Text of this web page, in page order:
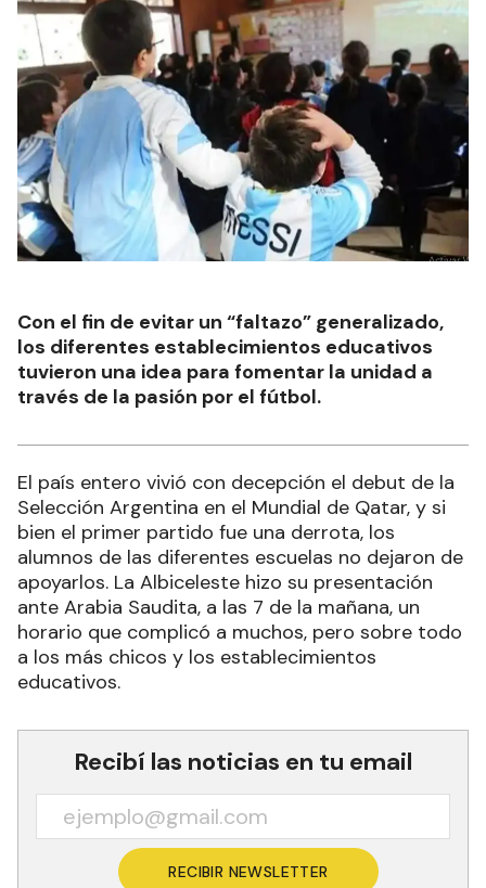
Con el fin de evitar un “faltazo” generalizado,
los diferentes establecimientos educativos
tuvieron una idea para fomentar la unidad a
través de la pasión por el fútbol.
El país entero vivió con decepción el debut de la
Selección Argentina en el Mundial de Qatar, y si
bien el primer partido fue una derrota, los
alumnos de las diferentes escuelas no dejaron de
apoyarlos. La Albiceleste hizo su presentación
ante Arabia Saudita, a las 7 de la mañana, un
horario que complicó a muchos, pero sobre todo
a los más chicos y los establecimientos
educativos.
Recibí las noticias en tu email
RECIBIR NEWSLETTER